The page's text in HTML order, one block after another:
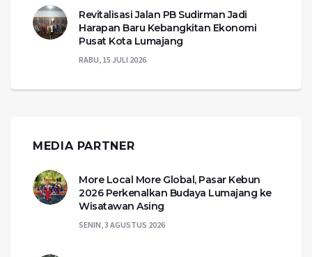
Revitalisasi Jalan PB Sudirman Jadi
Harapan Baru Kebangkitan Ekonomi
Pusat Kota Lumajang
RABU, 15 JULI 2026
MEDIA PARTNER
More Local More Global, Pasar Kebun
2026 Perkenalkan Budaya Lumajang ke
Wisatawan Asing
SENIN, 3 AGUSTUS 2026